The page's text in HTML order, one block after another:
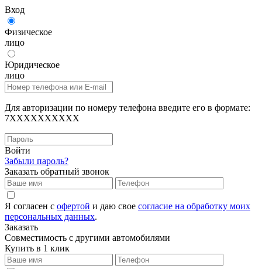
Вход
Физическое
лицо
Юридическое
лицо
Для авторизации по номеру телефона введите его в формате:
7XXXXXXXXXX
Войти
Забыли пароль?
Заказать обратный звонок
Я согласен с офертой и даю свое согласие на обработку моих
персональных данных.
Заказать
Совместимость с другими автомобилями
Купить в 1 клик